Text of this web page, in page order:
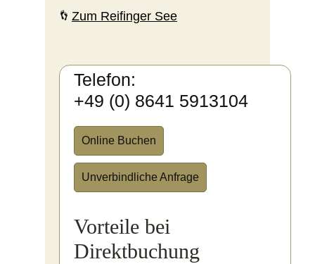
Zum Reifinger See
Telefon:
+49 (0) 8641 5913104
Online Buchen
Unverbindliche Anfrage
Vorteile bei
Direktbuchung